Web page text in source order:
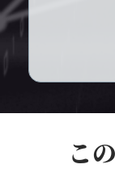
こ